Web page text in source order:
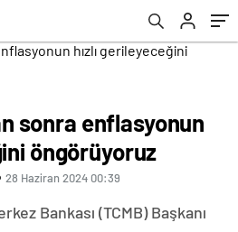
sonra enflasyonun
öngörüyoruz
28 Haziran 2024 00:39
Bankası (TCMB) Başkanı